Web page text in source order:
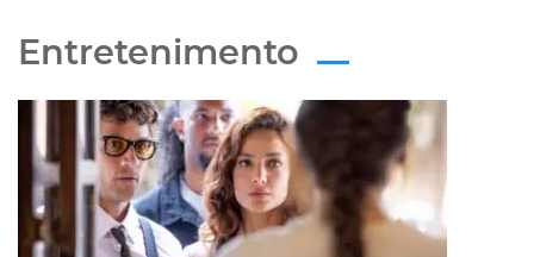
Entretenimento